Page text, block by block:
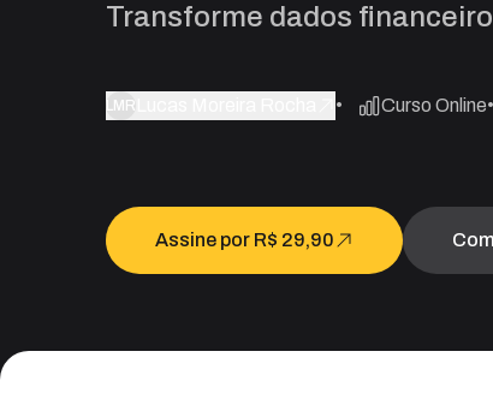
Transforme dados
LMR Curso Online
Assine por R$ 29,90